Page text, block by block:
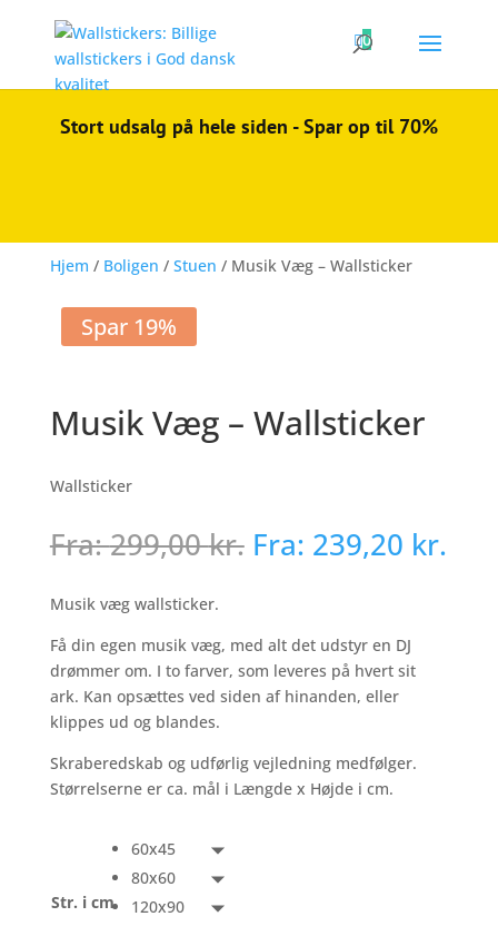
0
Stort udsalg på hele siden - Spar op til 70%
Hjem / Boligen / Stuen / Musik Væg – Wallsticker
Spar 19%
Musik Væg – Wallsticker
Wallsticker
Fra:299,00kr. Fra: 239,20 kr.
Musik væg wallsticker.
Få din egen musik væg, med alt det udstyr en DJ
drømmer om. I to farver, som leveres på hvert sit
ark. Kan opsættes ved siden af hinanden, eller
klippes ud og blandes.
Skraberedskab og udførlig vejledning medfølger.
Størrelserne er ca. mål i Længde x Højde i cm.
Str. i cm
60x45
80x60
120x90